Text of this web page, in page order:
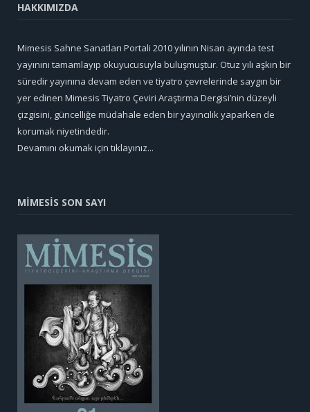
HAKKIMIZDA
Mimesis Sahne Sanatları Portali 2010 yılının Nisan ayında test
yayınını tamamlayıp okuyucusuyla buluşmuştur. Otuz yılı aşkın bir
süredir yayınına devam eden ve tiyatro çevrelerinde saygın bir
yer edinen Mimesis Tiyatro Çeviri Araştırma Dergisi’nin düzeyli
çizgisini, güncelliğe müdahale eden bir yayıncılık yaparken de
korumak niyetindedir.
Devamını okumak için tıklayınız...
MİMESİS SON SAYI